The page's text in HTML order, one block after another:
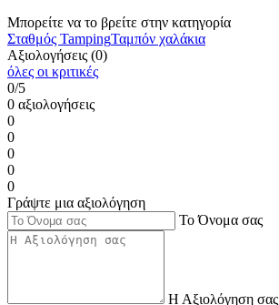
Μπορείτε να το βρείτε στην κατηγορία
Σταθμός TampingΤαμπόν χαλάκια
Αξιολογήσεις (0)
όλες οι κριτικές
0/5
0 αξιολογήσεις
0
0
0
0
0
Γράψτε μια αξιολόγηση
Το Όνομα σας
Η Αξιολόγηση σας